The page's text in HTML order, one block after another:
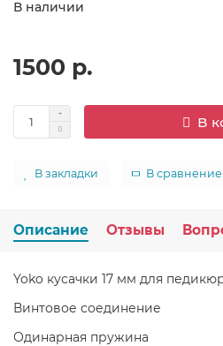
В наличии
1500 р.
В
В закладки В сравнение
Описание Отзывы
Yoko кусачки 17 мм для
Винтовое соединение
Одинарная пружина